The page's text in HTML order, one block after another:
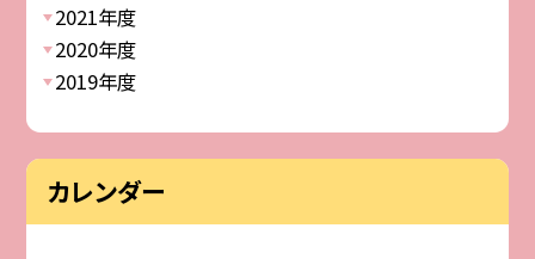
2021年度
2020年度
2019年度
カレンダー